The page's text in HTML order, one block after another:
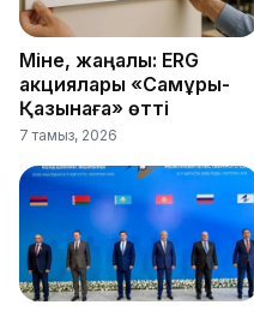
Міне, жаңалық: ERG
акциялары «Самұрық-
Қазынаға» өтті
7 тамыз, 2026